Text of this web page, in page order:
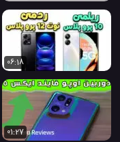
06:18
01:27